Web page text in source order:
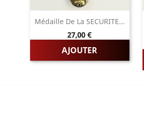
Médaille De La SECURITE...
Prix
27,00 €
AJOUTER